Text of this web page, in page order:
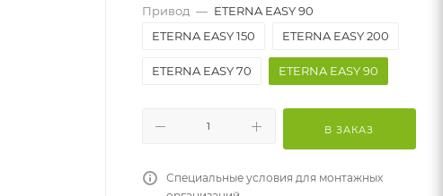
Привод — ETERNA EASY 90
ETERNA EASY 150
ETERNA EASY 200
ETERNA EASY 70 ETERNA EASY 90
В ЗАКАЗ
Специальные условия для монтажных